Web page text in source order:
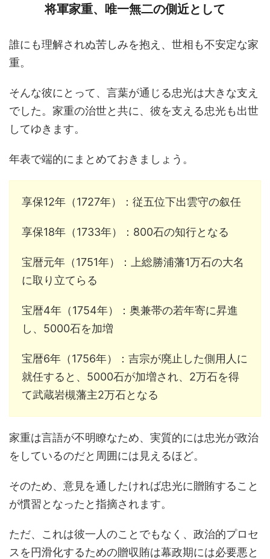
将軍家重、唯一無二の側近として
誰にも理解されぬ苦しみを抱え、世相も不安定な家
重。
そんな彼にとって、言葉が通じる忠光は大きな支え
でした。家重の治世と共に、彼を支える忠光も出世
してゆきます。
年表で端的にまとめておきましょう。
享保12年（1727年）：従五位下出雲守の叙任
享保18年（1733年）：800石の知行となる
宝暦元年（1751年）：上総勝浦藩1万石の大名
に取り立てらる
宝暦4年（1754年）：奥兼帯の若年寄に昇進
し、5000石を加増
宝暦6年（1756年）：吉宗が廃止した側用人に
就任すると、5000石が加増され、2万石を得
て武蔵岩槻藩主2万石となる
家重は言語が不明瞭なため、実質的には忠光が政治
をしているのだと周囲には見えるほど。
そのため、意見を通したければ忠光に贈賄すること
が慣習となったと指摘されます。
ただ、これは彼一人のことでもなく、政治的プロセ
スを円滑化するための贈収賄は幕政期には必要悪と